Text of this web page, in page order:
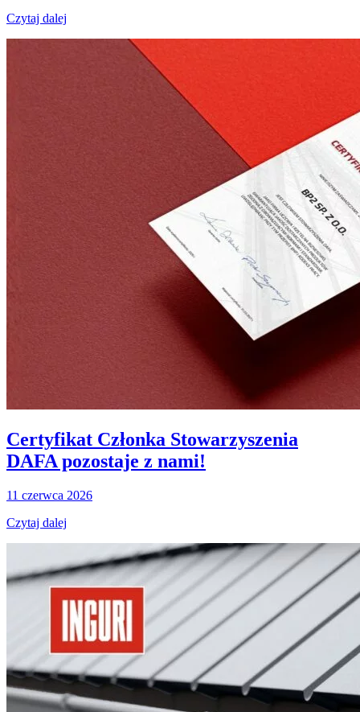
Czytaj dalej
Certyfikat Członka Stowarzyszenia
DAFA pozostaje z nami!
11 czerwca 2026
Czytaj dalej